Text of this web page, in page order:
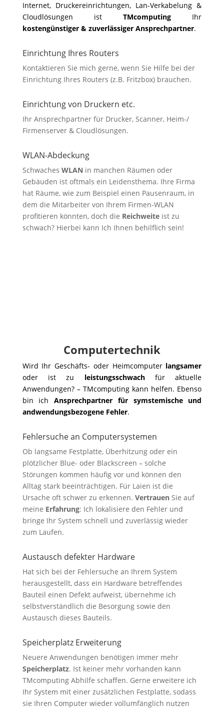
Internet, Druckereinrichtungen, Lan-Verkabelung &
Cloudlösungen istTMcomputing Ihr
kostengünstiger & zuverlässiger Ansprechpartner.
Einrichtung Ihres Routers
Kontaktieren Sie mich gerne, wenn Sie Hilfe bei der
Einrichtung Ihres Routers (z.B. Fritzbox) brauchen.
Einrichtung von Druckern etc.
Ihr Ansprechpartner für Drucker, Scanner, Heim-/
Firmenserver & Cloudlösungen.
WLAN-Abdeckung
Schwaches WLAN in manchen Räumen oder
Gebäuden ist oftmals ein Leidensthema. Ihre Firma
hat Räume, wie zum Beispiel einen Pausenraum, in
dem die Mitarbeiter von Ihrem Firmen-WLAN
profitieren könnten, doch die Reichweiteist zu
schwach? Hierbei kann Ich Ihnen behilflich sein!
Computertechnik
Wird Ihr Geschäfts- oder Heimcomputer langsamer
oder ist zu leistungsschwachfür aktuelle
Anwendungen? – TMcomputing kann helfen. Ebenso
bin ichAnsprechpartner für symstemische und
andwendungsbezogene Fehler.
Fehlersuche an Computersystemen
Ob langsame Festplatte, Überhitzung oder ein
plötzlicher Blue- oder Blackscreen – solche
Störungen kommen häufig vor und können den
Alltag stark beeinträchtigen. Für Laien ist die
Ursache oft schwer zu erkennen. VertrauenSie auf
meine Erfahrung: Ich lokalisiere den Fehler und
bringe Ihr System schnell und zuverlässig wieder
zum Laufen.
Austausch defekter Hardware
Hat sich bei der Fehlersuche an Ihrem System
herausgestellt, dass ein Hardware betreffendes
Bauteil einen Defekt aufweist, übernehme ich
selbstverständlich die Besorgung sowie den
Austausch dieses Bauteils.
Speicherplatz Erweiterung
Neuere Anwendungen benötigen immer mehr
Speicherplatz. Ist keiner mehr vorhanden kann
TMcomputing Abhilfe schaffen. Gerne erweitere ich
Ihr System mit einer zusätzlichen Festplatte, sodass
sie Ihren Computer wieder vollumfänglich nutzen